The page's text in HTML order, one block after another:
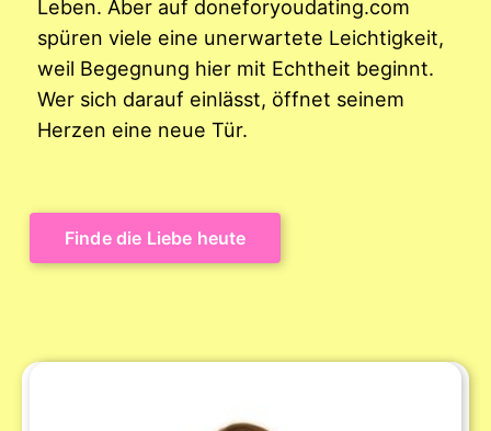
Leben. Aber auf doneforyoudating.com
spüren viele eine unerwartete Leichtigkeit,
weil Begegnung hier mit Echtheit beginnt.
Wer sich darauf einlässt, öffnet seinem
Herzen eine neue Tür.
Finde die Liebe heute